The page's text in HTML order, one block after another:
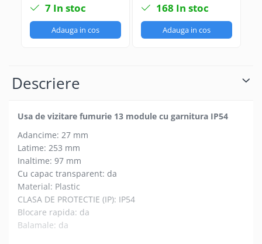
128x97mm IP54
7 In stoc
Adauga in cos
30m3/h 230V IP54
168 In stoc
Adauga in cos
Descriere
Usa de vizitare fumurie 13 module cu garnitura IP54
Adancime: 27 mm
Latime: 253 mm
Inaltime: 97 mm
Cu capac transparent: da
Material: Plastic
CLASA DE PROTECTIE (IP): IP54
Blocare rapida: da
Balamale: da